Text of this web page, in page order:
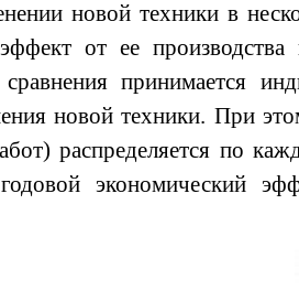
новой техники в
от ее
принимается
новой техники. При
распределяется по
экономический